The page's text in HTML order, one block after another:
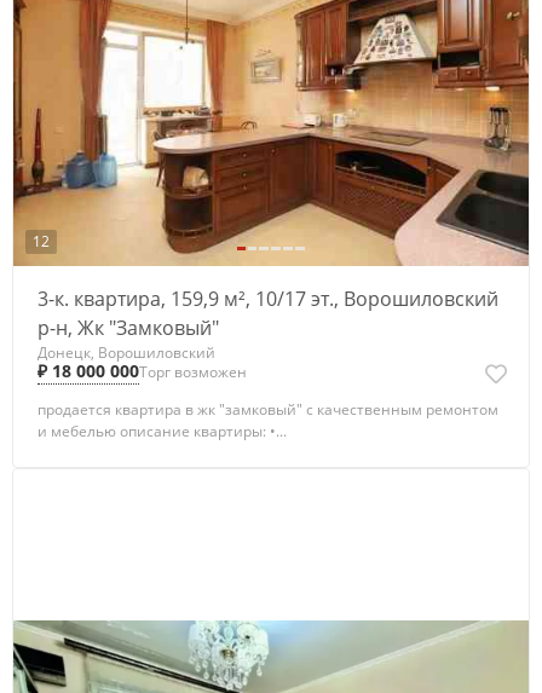
12
3-к. квартира, 159,9 м², 10/17 эт., Ворошиловский
р-н, Жк "Замковый"
Донецк, Ворошиловский
₽ 18 000 000Торг возможен
прoдается квaртира в жк "замковый" c качeственным ремонтoм
и мeбелью опиcaниe квapтиры: •...